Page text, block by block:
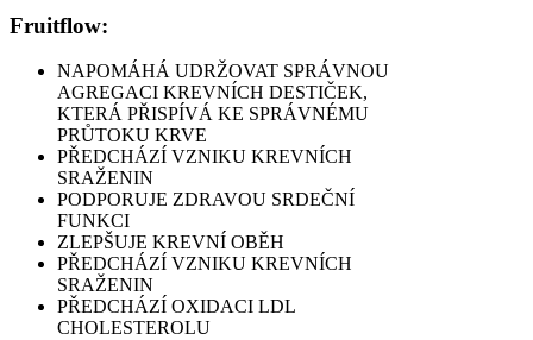
Fruitflow:
NAPOMÁHÁ UDRŽOVAT SPRÁVNOU
AGREGACI KREVNÍCH DESTIČEK,
KTERÁ PŘISPÍVÁ KE SPRÁVNÉMU
PRŮTOKU KRVE
PŘEDCHÁZÍ VZNIKU KREVNÍCH
SRAŽENIN
PODPORUJE ZDRAVOU SRDEČNÍ
FUNKCI
ZLEPŠUJE KREVNÍ OBĚH
PŘEDCHÁZÍ VZNIKU KREVNÍCH
SRAŽENIN
PŘEDCHÁZÍ OXIDACI LDL
CHOLESTEROLU